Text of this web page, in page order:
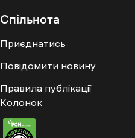
Спільнота
Приєднатись
Повідомити новину
Правила публікації
Колонок